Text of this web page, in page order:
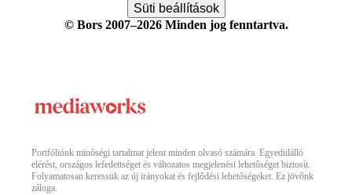
Süti beállítások
© Bors 2007–2026 Minden jog fenntartva.
Portfóliónk minőségi tartalmat jelent minden olvasó számára. Egyedülálló
elérést, országos lefedettséget és változatos megjelenési lehetőséget biztosít.
Folyamatosan keressük az új irányokat és fejlődési lehetőségeket. Ez jövőnk
záloga.